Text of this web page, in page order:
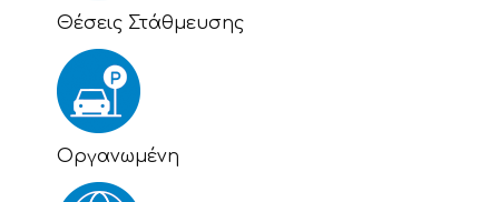
Θέσεις Στάθμευσης
Οργανωμένη